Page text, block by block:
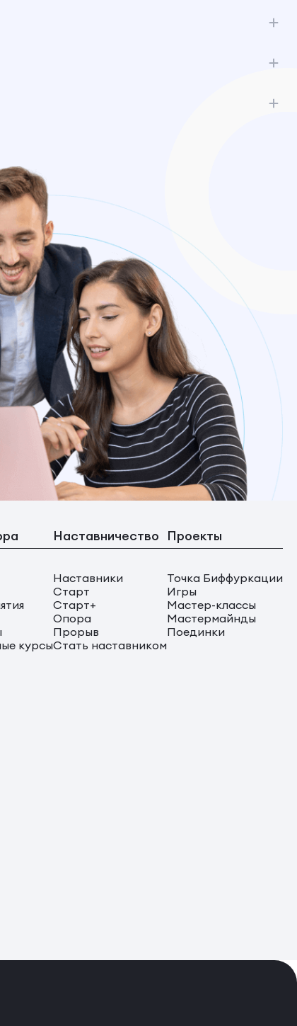
курсы
Наставничество
Наставники
Старт
Старт+
Опора
Прорыв
Стать наставником
Проекты
Точка Биффуркации
Игры
Мастер-классы
Мастермайнды
Поединки